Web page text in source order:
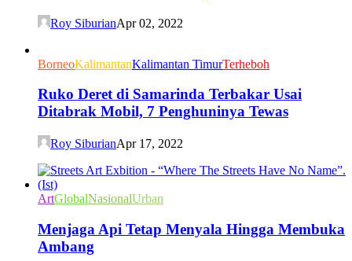
Roy SiburianApr 02, 2022
BorneoKalimantanKalimantan TimurTerheboh
Ruko Deret di Samarinda Terbakar Usai
Ditabrak Mobil, 7 Penghuninya Tewas
Roy SiburianApr 17, 2022
ArtGlobalNasionalUrban
Menjaga Api Tetap Menyala Hingga Membuka
Ambang